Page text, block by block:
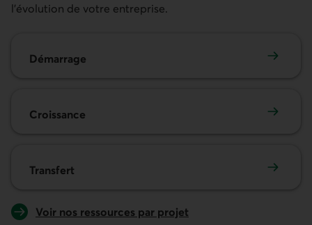
l’évolution de votre entreprise.
Démarrage
Croissance
Transfert
Voir nos ressources par projet